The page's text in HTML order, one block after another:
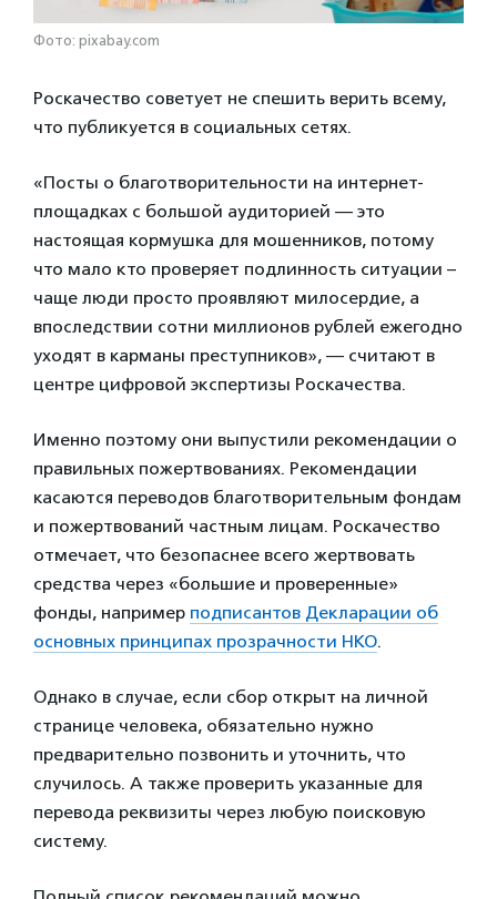
Фото: pixabay.com
Роскачество советует не спешить верить всему,
что публикуется в социальных сетях.
«Посты о благотворительности на интернет-
площадках с большой аудиторией — это
настоящая кормушка для мошенников, потому
что мало кто проверяет подлинность ситуации –
чаще люди просто проявляют милосердие, а
впоследствии сотни миллионов рублей ежегодно
уходят в карманы преступников», — считают в
центре цифровой экспертизы Роскачества.
Именно поэтому они выпустили рекомендации о
правильных пожертвованиях. Рекомендации
касаются переводов благотворительным фондам
и пожертвований частным лицам. Роскачество
отмечает, что безопаснее всего жертвовать
средства через «большие и проверенные»
фонды, например подписантов Декларации об
основных принципах прозрачности НКО.
Однако в случае, если сбор открыт на личной
странице человека, обязательно нужно
предварительно позвонить и уточнить, что
случилось. А также проверить указанные для
перевода реквизиты через любую поисковую
систему.